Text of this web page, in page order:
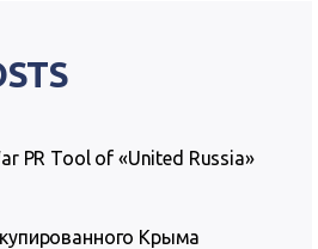
PR Tool of «United Russia»
Крыма